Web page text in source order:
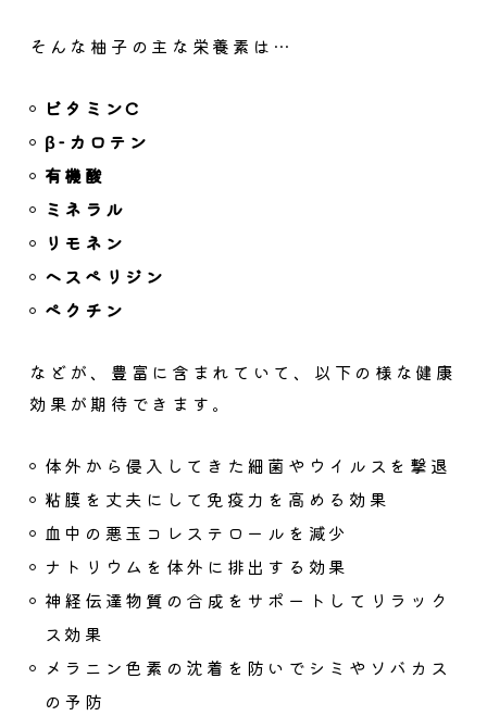
そんな柚子の主な栄養素は…
ビタミンC
β-カロテン
有機酸
ミネラル
リモネン
ヘスペリジン
ペクチン
などが、豊富に含まれていて、以下の様な健康
効果が期待できます。
体外から侵入してきた細菌やウイルスを撃退
粘膜を丈夫にして免疫力を高める効果
血中の悪玉コレステロールを減少
ナトリウムを体外に排出する効果
神経伝達物質の合成をサポートしてリラック
ス効果
メラニン色素の沈着を防いでシミやソバカス
の予防